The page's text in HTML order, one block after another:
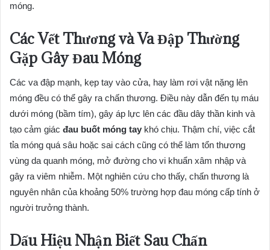
móng.
Các Vết Thương và Va Đập Thường
Gặp Gây Đau Móng
Các va đập mạnh, kẹp tay vào cửa, hay làm rơi vật nặng lên
móng đều có thể gây ra chấn thương. Điều này dẫn đến tụ máu
dưới móng (bầm tím), gây áp lực lên các đầu dây thần kinh và
tạo cảm giác đau buốt móng tay khó chịu. Thậm chí, việc cắt
tỉa móng quá sâu hoặc sai cách cũng có thể làm tổn thương
vùng da quanh móng, mở đường cho vi khuẩn xâm nhập và
gây ra viêm nhiễm. Một nghiên cứu cho thấy, chấn thương là
nguyên nhân của khoảng 50% trường hợp đau móng cấp tính ở
người trưởng thành.
Dấu Hiệu Nhận Biết Sau Chấn